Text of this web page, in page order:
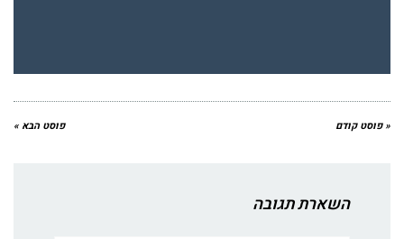
« פוסט קודם פוסט הבא »
השארת תגובה